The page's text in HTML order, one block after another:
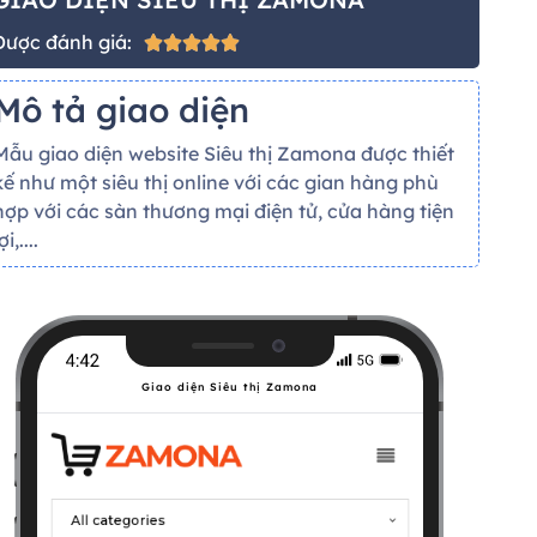
đánh giá: 
tả giao diện
giao diện website Siêu thị Zamona được thiết
như một siêu thị online với các gian hàng phù
với các sàn thương mại điện tử, cửa hàng tiện
Giao diện Siêu thị Zamona